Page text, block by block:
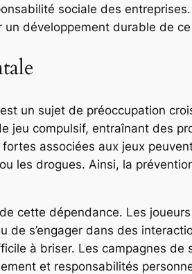
sociale des
développement durable de
un sujet de préoccupation
jeu compulsif, entraînant des
associées aux jeux
les drogues. Ainsi, la
cette dépendance. Les
de s’engager dans des
à briser. Les campagnes
et responsabilités